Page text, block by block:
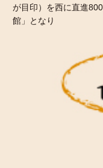
が目印）を西に直進
館」となり